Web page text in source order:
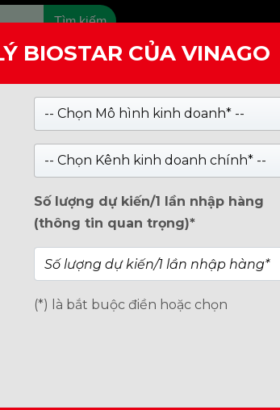
Tìm kiếm
GIỚI THIỆU
BIOSTAR CỦA VINAGO
-- Chọn Mô hình kinh doanh* --
-- Chọn Kênh kinh doanh chính* --
Số lượng dự kiến/1 lần nhập hàng
(thông tin quan trọng)*
(*) là bắt buộc điền hoặc chọn